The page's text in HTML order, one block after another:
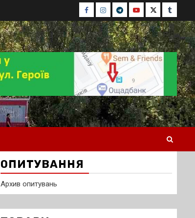
Facebook
Instagram
TelegramYoutubeTwitterTumblr
ОПИТУВАННЯ
Архив опитувань